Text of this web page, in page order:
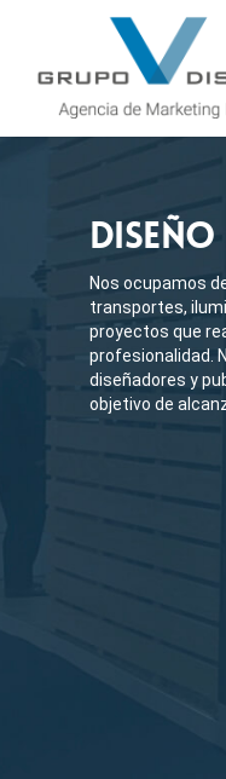
DISEÑO
Nos ocupamos
transportes,
proyectos que
profesionalidad.
diseñadores y
objetivo de